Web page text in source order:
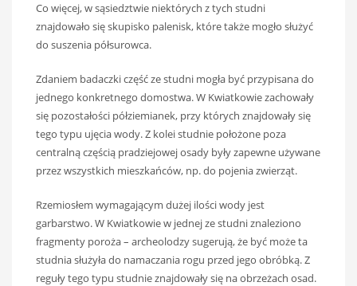
Co więcej, w sąsiedztwie niektórych z tych studni
znajdowało się skupisko palenisk, które także mogło służyć
do suszenia półsurowca.
Zdaniem badaczki część ze studni mogła być przypisana do
jednego konkretnego domostwa. W Kwiatkowie zachowały
się pozostałości półziemianek, przy których znajdowały się
tego typu ujęcia wody. Z kolei studnie położone poza
centralną częścią pradziejowej osady były zapewne używane
przez wszystkich mieszkańców, np. do pojenia zwierząt.
Rzemiosłem wymagającym dużej ilości wody jest
garbarstwo. W Kwiatkowie w jednej ze studni znaleziono
fragmenty poroża – archeolodzy sugerują, że być może ta
studnia służyła do namaczania rogu przed jego obróbką. Z
reguły tego typu studnie znajdowały się na obrzeżach osad.